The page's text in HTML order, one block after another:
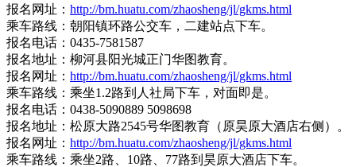
报名网址： http://bm.huatu.com/zhaosheng/jl/gkms.html
乘车路线：朝阳镇环路公交车，二建站点下车。
报名电话：0435-7581587
报名地址：柳河县阳光城正门华图教育。
报名网址： http://bm.huatu.com/zhaosheng/jl/gkms.html
乘车路线：乘坐1.2路到人社局下车，对面即是。
报名电话：0438-5090889 5098698
报名地址：松原大路2545号华图教育（原昊原大酒店右侧）。
报名网址： http://bm.huatu.com/zhaosheng/jl/gkms.html
乘车路线：乘坐2路、10路、77路到昊原大酒店下车。